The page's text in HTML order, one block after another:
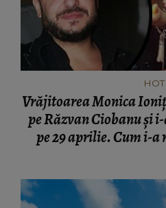
HOT
Vrăjitoarea Monica
pe Răzvan Ciobanu și
pe 29 aprilie. Cum i-a